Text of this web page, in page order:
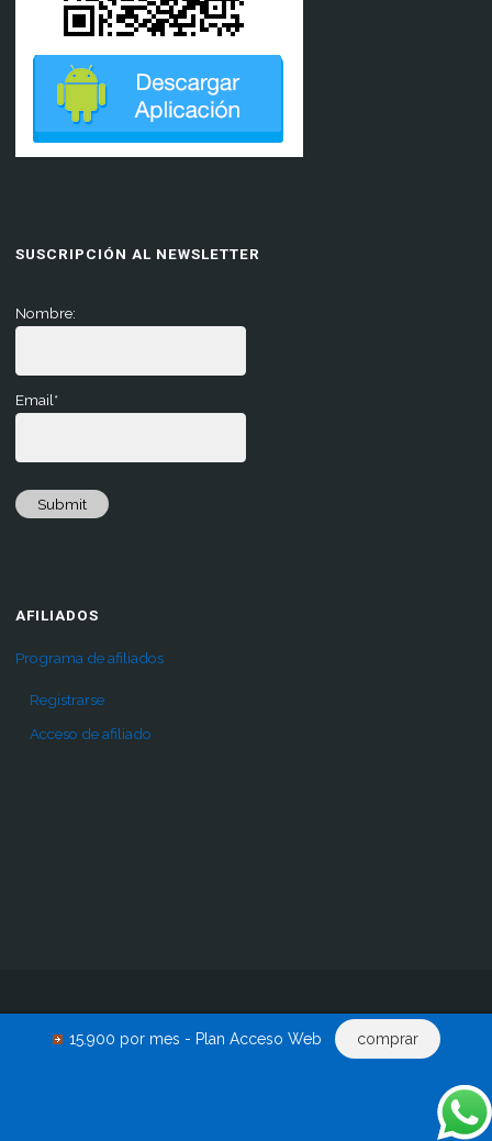
15.900 por mes - Plan Acceso Web comprar
SUSCRIPCIÓN AL NEWSLETTER
Nombre:
Email*
Submit
AFILIADOS
Programa de afiliados
Registrarse
Acceso de afiliado
Renovar acceso
Descargas
0 productos